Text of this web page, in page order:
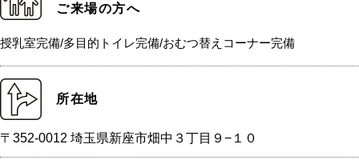
ご来場の方へ
授乳室完備/多目的トイレ完備/おむつ替えコーナー完備
所在地
〒352-0012 埼玉県新座市畑中３丁目９−１０